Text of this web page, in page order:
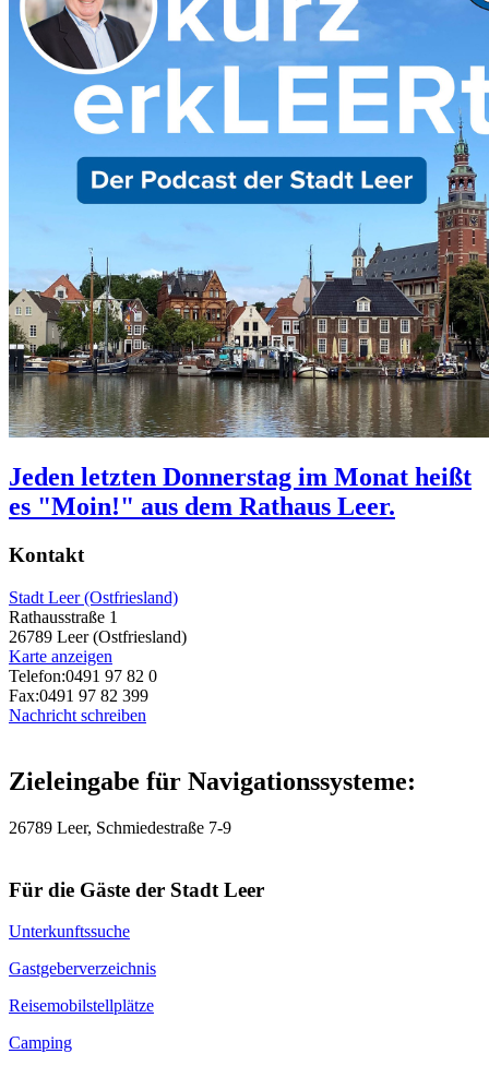
Jeden letzten Donnerstag im Monat heißt
es "Moin!" aus dem Rathaus Leer.
Kontakt
Stadt Leer (Ostfriesland)
Rathausstraße 1
26789 Leer (Ostfriesland)
Karte anzeigen
Telefon:0491 97 82 0
Fax:0491 97 82 399
Nachricht schreiben
Zieleingabe für Navigationssysteme:
26789 Leer, Schmiedestraße 7-9
Für die Gäste der Stadt Leer
Unterkunftssuche
Gastgeberverzeichnis
Reisemobilstellplätze
Camping